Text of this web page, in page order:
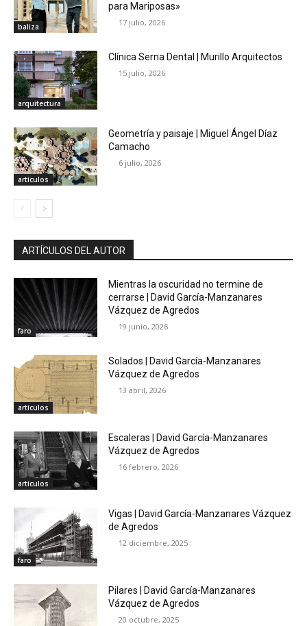
baliza
para Mariposas»
17 julio, 2026
arquitectura
Clínica Serna Dental | Murillo Arquitectos
15 julio, 2026
artículos
Geometría y paisaje | Miguel Ángel Díaz
Camacho
6 julio, 2026
ARTÍCULOS DEL AUTOR
faro
Mientras la oscuridad no termine de
cerrarse | David García-Manzanares
Vázquez de Agredos
19 junio, 2026
artículos
Solados | David García-Manzanares
Vázquez de Agredos
13 abril, 2026
artículos
Escaleras | David García-Manzanares
Vázquez de Agredos
16 febrero, 2026
faro
Vigas | David García-Manzanares Vázquez
de Agredos
12 diciembre, 2025
Pilares | David García-Manzanares
Vázquez de Agredos
20 octubre, 2025